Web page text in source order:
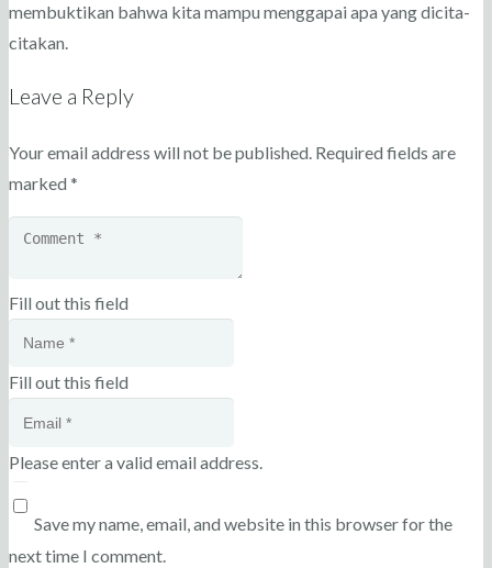
membuktikan bahwa kita mampu menggapai apa yang dicita-
citakan.
Leave a Reply
Your email address will not be published. Required fields are
marked *
Fill out this field
Fill out this field
Please enter a valid email address.
Save my name, email, and website in this browser for the
next time I comment.